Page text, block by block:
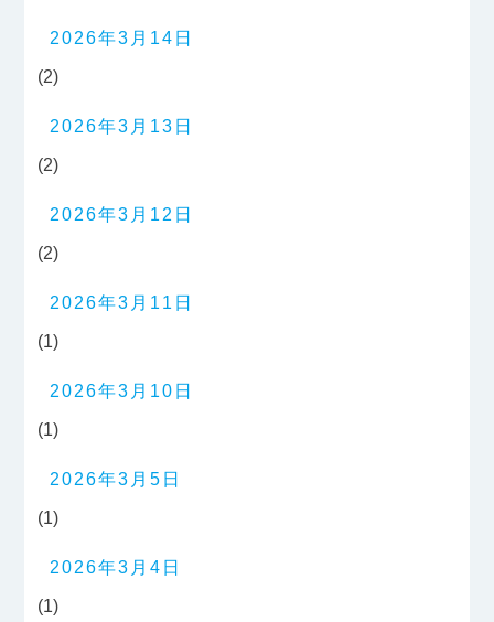
2026年3月14日
(2)
2026年3月13日
(2)
2026年3月12日
(2)
2026年3月11日
(1)
2026年3月10日
(1)
2026年3月5日
(1)
2026年3月4日
(1)